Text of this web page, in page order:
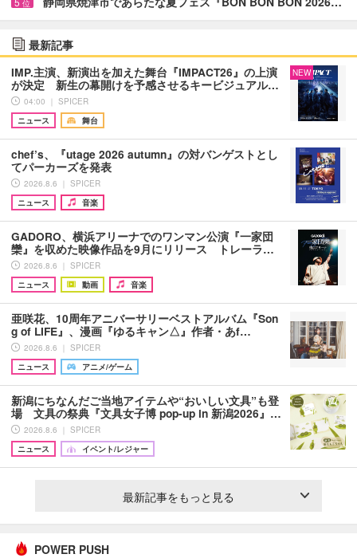
位
最新記事
IMP.主演、新演出を加えた舞台『IMPACT26』の上演
が決定 新生の幕開けを予感させるキービジュアル…
04:00 ｜ SPICER
ニュース
舞台
NEW
chef’s、『utage 2026 autumn』の対バンゲストとし
てパーカーズを発表
2026.8.6 ｜ SPICER
ニュース
音楽
GADORO、横浜アリーナでのワンマン公演『一家団
欒』を収めた映像作品を9月にリリース トレーラ…
2026.8.6 ｜ SPICER
ニュース
動画 音楽
亜咲花、10周年アニバーサリーベストアルバム『Son
g of LIFE』、漫画『ゆるキャン△』作者・あf…
2026.8.6 ｜ SPICER
ニュース
アニメ/ゲーム
新潟にちなんだご当地アイテムや“おいしい文具”も登
場 文具の祭典『文具女子博 pop-up in 新潟2026』…
2026.8.6 ｜ SPICER
ニュース
イベント/レジャー
最新記事をもっと見る
POWER PUSH